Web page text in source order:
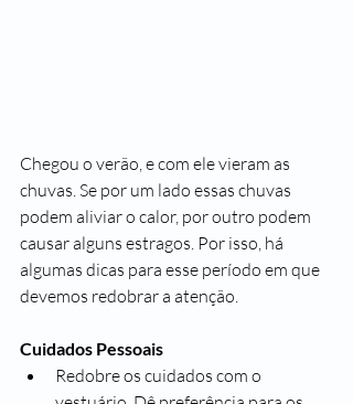
Chegou o verão, e com ele vieram as
chuvas. Se por um lado essas chuvas
podem aliviar o calor, por outro podem
causar alguns estragos. Por isso, há
algumas dicas para esse período em que
devemos redobrar a atenção.
Cuidados Pessoais
Redobre os cuidados com o